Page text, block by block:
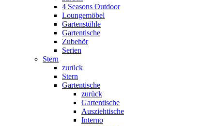
4 Seasons Outdoor
Loungemöbel
Gartenstühle
Gartentische
Zubehör
Serien
Stern
zurück
Stern
Gartentische
zurück
Gartentische
Ausziehtische
Interno